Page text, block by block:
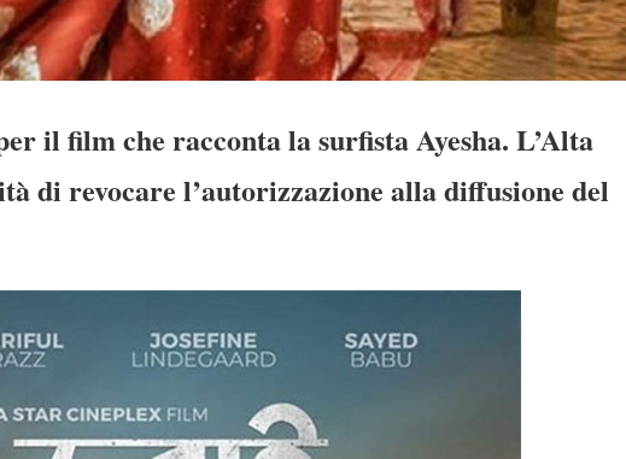
il film che racconta la surfista Ayesha. L’Alta
di revocare l’autorizzazione alla diffusione del